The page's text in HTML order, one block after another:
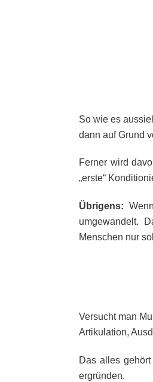
So wie es
dann auf Grund
Ferner wird
„erste“
Übrigens:
umgewandelt.
Menschen nur
Versucht man
Artikulation,
Das alles
ergründen.